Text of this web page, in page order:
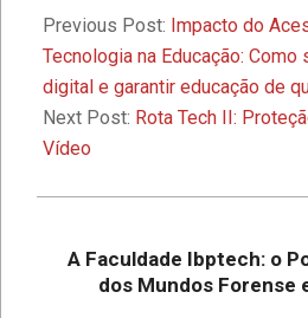
08-
28
Previous Post: Impacto do
Tecnologia na Educação: Como
digital e garantir educação de
Next Post: Rota Tech II:
Vídeo
A Faculdade Ibptech: o
dos Mundos Forense
Ibptech
A Faculdade
Encontro dos
Tecnológico
Cibernética
vestibular, Enem
Faculdade